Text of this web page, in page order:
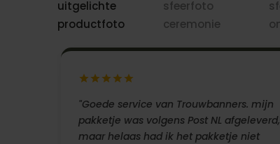
"Goede service van Trouwbanners. mijn
pakketje was volgens Post NL afgeleverd,
maar helaas had ik het pakketje niet